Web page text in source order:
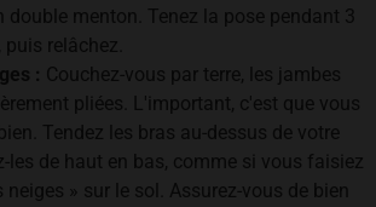
double menton. Tenez la pose pendant 3
relâchez.
: Couchez-vous par terre, les jambes
pliées. L'important, c'est que vous
Tendez les bras au-dessus de votre
les de haut en bas, comme si vous faisiez
neiges » sur le sol. Assurez-vous de bien